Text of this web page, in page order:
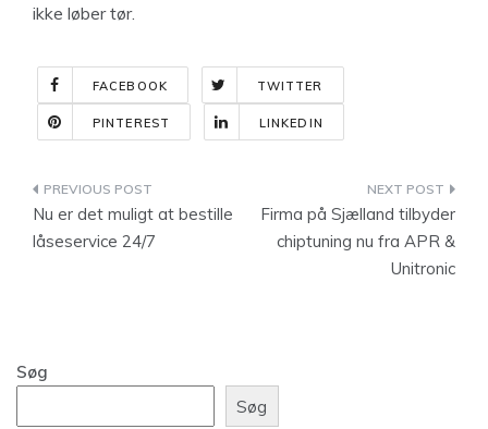
ikke løber tør.
FACEBOOK TWITTER
PINTEREST LINKEDIN
Indlægsnavigation
Nu er det muligt at bestille
låseservice 24/7
Firma på Sjælland tilbyder
chiptuning nu fra APR &
Unitronic
Søg
Søg